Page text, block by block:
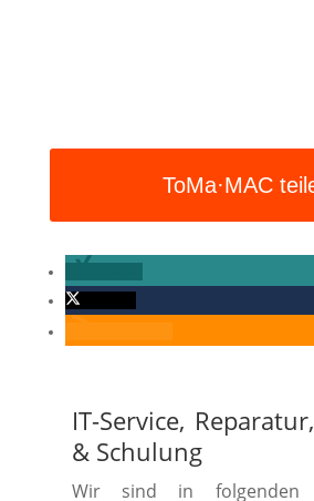
ToMa·MAC
IT-Service,
& Schulung
Wir sind in folgenden